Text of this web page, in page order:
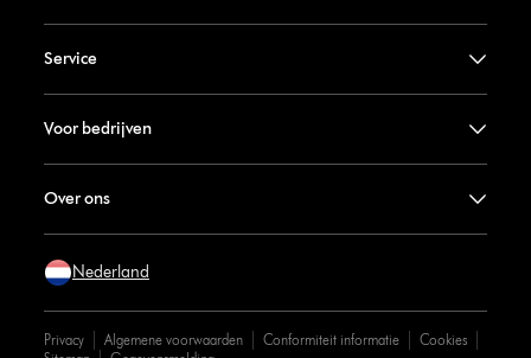
Service
Voor bedrijven
Over ons
Nederland
Privacy Algemene voorwaarden Conformiteit informatie
Cookies